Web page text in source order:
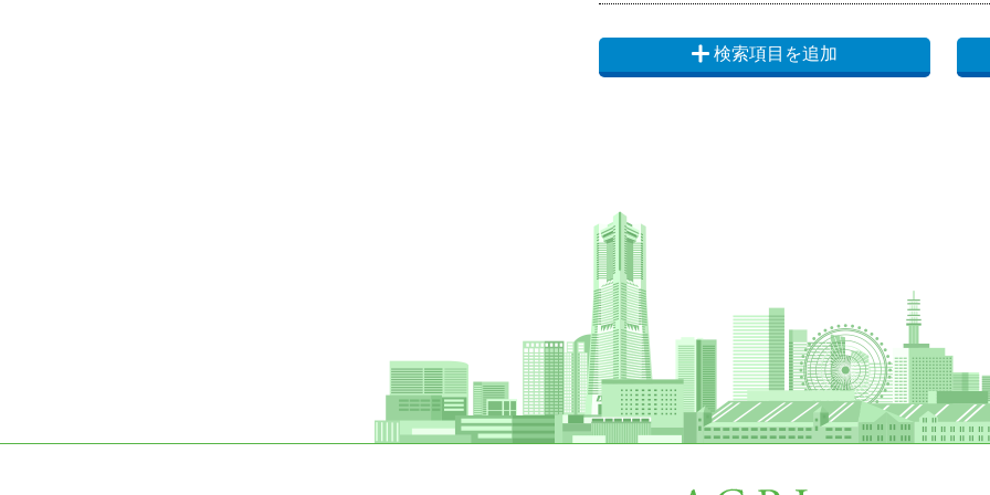
検索項目を追加